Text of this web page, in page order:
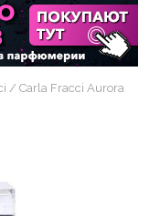
Carla Fracci Aurora